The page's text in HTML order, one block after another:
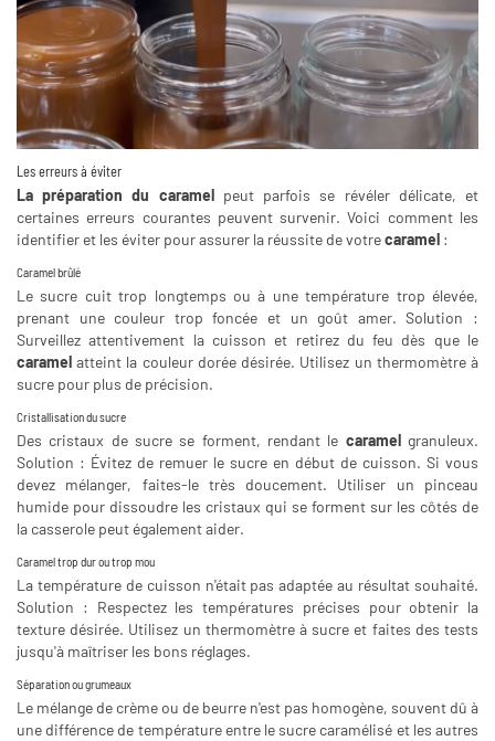
Les erreurs à éviter
La préparation du caramelpeut parfois se révéler délicate, et
certaines erreurs courantes peuvent survenir. Voici comment les
identifier et les éviter pour assurer la réussite de votrecaramel :
Caramel brûlé
Le sucre cuit trop longtemps ou à une température trop élevée,
prenant une couleur trop foncée et un goût amer. Solution :
Surveillez attentivement la cuisson et retirez du feu dès que le
caramel atteint la couleur dorée désirée. Utilisez un thermomètre à
sucre pour plus de précision.
Cristallisation du sucre
Des cristaux de sucre se forment, rendant le caramelgranuleux.
Solution : Évitez de remuer le sucre en début de cuisson. Si vous
devez mélanger, faites-le très doucement. Utiliser un pinceau
humide pour dissoudre les cristaux qui se forment sur les côtés de
la casserole peut également aider.
Caramel trop dur ou trop mou
La température de cuisson n'était pas adaptée au résultat souhaité.
Solution : Respectez les températures précises pour obtenir la
texture désirée. Utilisez un thermomètre à sucre et faites des tests
jusqu'à maîtriser les bons réglages.
Séparation ou grumeaux
Le mélange de crème ou de beurre n'est pas homogène, souvent dû à
une différence de température entre le sucre caramélisé et les autres